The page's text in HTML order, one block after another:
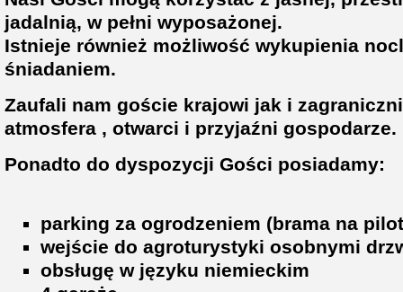
jadalnią, w pełni wyposażonej.
Istnieje również możliwość wykupienia
śniadaniem.
Zaufali nam goście krajowi jak i
atmosfera , otwarci i przyjaźni gospodarze.
Ponadto do dyspozycji Gości posiadamy:
parking za ogrodzeniem (brama na
wejście do agroturystyki osobnymi
obsługę w języku niemieckim